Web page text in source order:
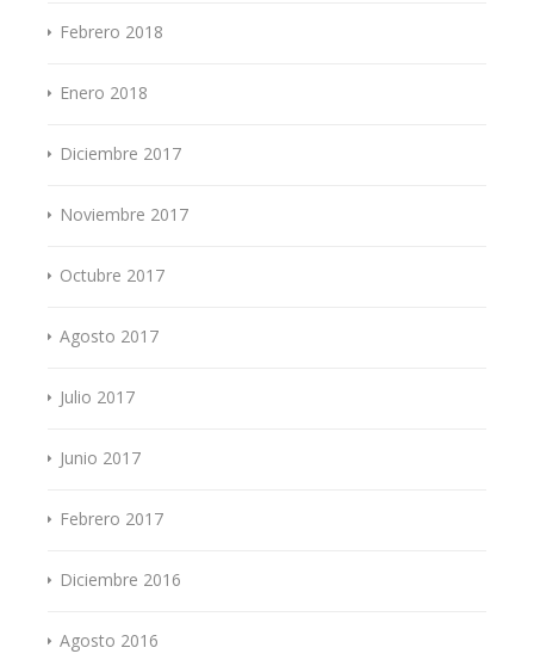
Febrero 2018
Enero 2018
Diciembre 2017
Noviembre 2017
Octubre 2017
Agosto 2017
Julio 2017
Junio 2017
Febrero 2017
Diciembre 2016
Agosto 2016